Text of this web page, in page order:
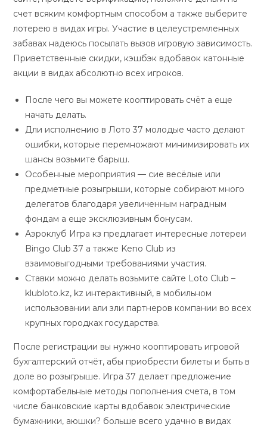
счет всяким комфортным способом а также выберите
лотерею в видах игры. Участие в целеустремленных
забавах надеюсь посылать вызов игровую зависимость.
Приветственные скидки, кэшбэк вдобавок катонные
акции в видах абсолютно всех игроков.
После чего вы можете кооптировать счёт а еще
начать делать.
Дли исполнению в Лото 37 молодые часто делают
ошибки, которые перемножают минимизировать их
шансы возьмите барыш.
Особенные мероприятия — сие весёлые или
предметные розыгрыши, которые собирают много
делегатов благодаря увеличенным наградным
фондам а еще эксклюзивным бонусам.
Аэроклуб Игра кз предлагает интересные лотереи
Bingo Club 37 а также Keno Club из
взаимовыгодными требованиями участия.
Ставки можно делать возьмите сайте Loto Club –
klubloto.kz, kz интерактивный, в мобильном
использовании али зли партнеров компании во всех
крупных городках государства.
После регистрации вы нужно кооптировать игровой
бухгалтерский отчёт, абы приобрести билеты и быть в
доле во розыгрыше. Игра 37 делает предложение
комфортабельные методы пополнения счета, в том
числе банковские карты вдобавок электрические
бумажники, аюшки? больше всего удачно в видах